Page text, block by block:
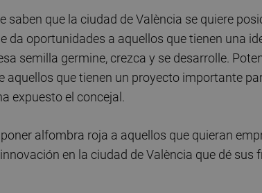
saben que la ciudad de València se quiere
da oportunidades a aquellos que tienen una
semilla germine, crezca y se desarrolle.
aquellos que tienen un proyecto importante
expuesto el concejal.
alfombra roja a aquellos que quieran
en la ciudad de València que dé sus